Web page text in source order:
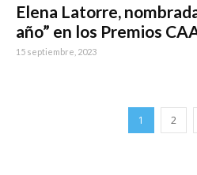
Elena Latorre,
año” en los Premios
15 septiembre, 2023
1 2